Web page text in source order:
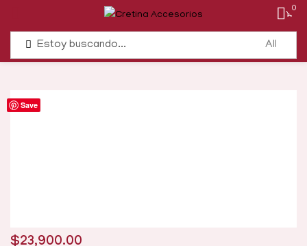
0
Save
$23,900.00